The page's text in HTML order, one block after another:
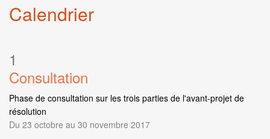
Calendrier
1
Consultation
Phase de consultation sur les trois parties de l'avant-projet de
résolution
Du 23 octobre au 30 novembre 2017